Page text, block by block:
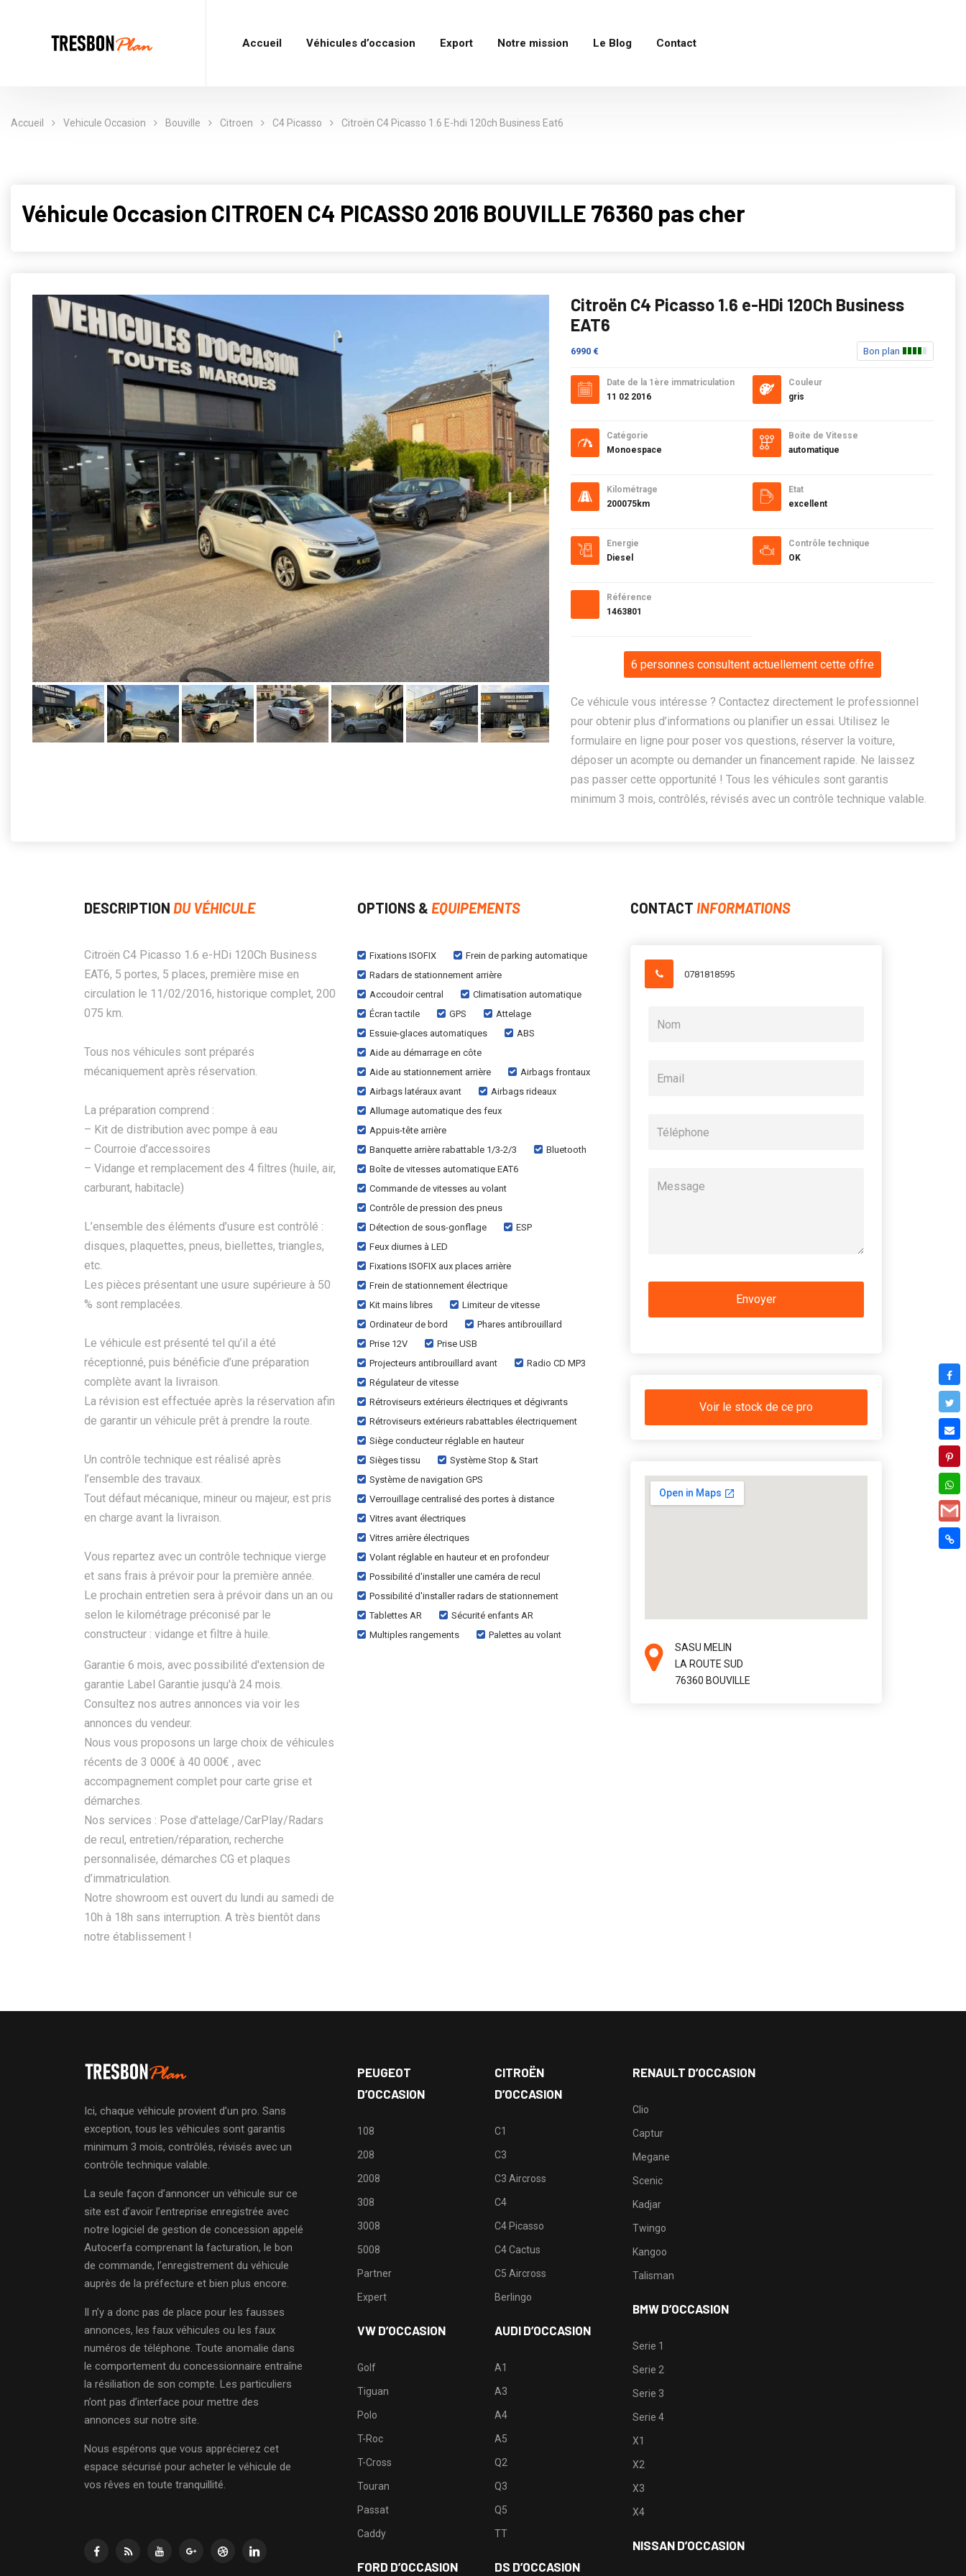
Accueil Véhicules d’occasion Export Notre mission Le Blog Contact
Accueil Vehicule Occasion Bouville Citroen C4 Picasso Citroën C4 Picasso 1.6 E-hdi 120ch Business Eat6
Véhicule Occasion CITROEN C4 PICASSO 2016 BOUVILLE 76360 pas cher
Citroën C4 Picasso 1.6 e-HDi 120Ch Business
EAT6
6990 € Bon plan
Date de la 1ère immatriculation
11 02 2016
Catégorie
Monoespace
Kilométrage
200075km
Energie
Diesel
Référence
1463801
Couleur
gris
Boite de Vitesse
automatique
Etat
excellent
Contrôle technique
OK
6 personnes consultent actuellement cette offre
Ce véhicule vous intéresse ? Contactez directement le professionnel
pour obtenir plus d’informations ou planifier un essai. Utilisez le
formulaire en ligne pour poser vos questions, réserver la voiture,
déposer un acompte ou demander un financement rapide. Ne laissez
pas passer cette opportunité ! Tous les véhicules sont garantis
minimum 3 mois, contrôlés, révisés avec un contrôle technique valable.
DESCRIPTION DU VÉHICULE
Citroën C4 Picasso 1.6 e-HDi 120Ch Business
EAT6, 5 portes, 5 places, première mise en
circulation le 11/02/2016, historique complet, 200
075 km.
Tous nos véhicules sont préparés
mécaniquement après réservation.
La préparation comprend :
– Kit de distribution avec pompe à eau
– Courroie d’accessoires
– Vidange et remplacement des 4 filtres (huile, air,
carburant, habitacle)
L’ensemble des éléments d’usure est contrôlé :
disques, plaquettes, pneus, biellettes, triangles,
etc.
Les pièces présentant une usure supérieure à 50
% sont remplacées.
Le véhicule est présenté tel qu’il a été
réceptionné, puis bénéficie d’une préparation
complète avant la livraison.
La révision est effectuée après la réservation afin
de garantir un véhicule prêt à prendre la route.
Un contrôle technique est réalisé après
l’ensemble des travaux.
Tout défaut mécanique, mineur ou majeur, est pris
en charge avant la livraison.
Vous repartez avec un contrôle technique vierge
et sans frais à prévoir pour la première année.
Le prochain entretien sera à prévoir dans un an ou
selon le kilométrage préconisé par le
constructeur : vidange et filtre à huile.
Garantie 6 mois, avec possibilité d'extension de
garantie Label Garantie jusqu'à 24 mois.
Consultez nos autres annonces via voir les
annonces du vendeur.
Nous vous proposons un large choix de véhicules
récents de 3 000€ à 40 000€ , avec
accompagnement complet pour carte grise et
démarches.
Nos services : Pose d’attelage/CarPlay/Radars
de recul, entretien/réparation, recherche
personnalisée, démarches CG et plaques
d’immatriculation.
Notre showroom est ouvert du lundi au samedi de
10h à 18h sans interruption. A très bientôt dans
notre établissement !
OPTIONS & EQUIPEMENTS
Fixations ISOFIX
Frein de parking automatique
Radars de stationnement arrière
Accoudoir central
Climatisation automatique
Écran tactile
GPS
Attelage
Essuie-glaces automatiques
ABS
Aide au démarrage en côte
Aide au stationnement arrière
Airbags frontaux
Airbags latéraux avant
Airbags rideaux
Allumage automatique des feux
Appuis-tête arrière
Banquette arrière rabattable 1/3-2/3
Bluetooth
Boîte de vitesses automatique EAT6
Commande de vitesses au volant
Contrôle de pression des pneus
Détection de sous-gonflage
ESP
Feux diurnes à LED
Fixations ISOFIX aux places arrière
Frein de stationnement électrique
Kit mains libres
Limiteur de vitesse
Ordinateur de bord
Phares antibrouillard
Prise 12V
Prise USB
Projecteurs antibrouillard avant
Radio CD MP3
Régulateur de vitesse
Rétroviseurs extérieurs électriques et dégivrants
Rétroviseurs extérieurs rabattables électriquement
Siège conducteur réglable en hauteur
Sièges tissu
Système Stop & Start
Système de navigation GPS
Verrouillage centralisé des portes à distance
Vitres avant électriques
Vitres arrière électriques
Volant réglable en hauteur et en profondeur
Possibilité d'installer une caméra de recul
Possibilité d'installer radars de stationnement
Tablettes AR
Sécurité enfants AR
Multiples rangements
Palettes au volant
CONTACT INFORMATIONS
0781818595
Voir le stock de ce pro
SASU MELIN
LA ROUTE SUD
76360 BOUVILLE
Ici, chaque véhicule provient d’un pro. Sans
exception, tous les véhicules sont garantis
minimum 3 mois, contrôlés, révisés avec un
contrôle technique valable.
La seule façon d’annoncer un véhicule sur ce
site est d’avoir l’entreprise enregistrée avec
notre logiciel de gestion de concession appelé
Autocerfa comprenant la facturation, le bon
de commande, l’enregistrement du véhicule
auprès de la préfecture et bien plus encore.
Il n’y a donc pas de place pour les fausses
annonces, les faux véhicules ou les faux
numéros de téléphone. Toute anomalie dans
le comportement du concessionnaire entraîne
la résiliation de son compte. Les particuliers
n’ont pas d’interface pour mettre des
annonces sur notre site.
Nous espérons que vous apprécierez cet
espace sécurisé pour acheter le véhicule de
vos rêves en toute tranquillité.
PEUGEOT
D’OCCASION
108
208
2008
308
3008
5008
Partner
Expert
VW D’OCCASION
Golf
Tiguan
Polo
T-Roc
T-Cross
Touran
Passat
Caddy
FORD D’OCCASION
CITROËN
D’OCCASION
C1
C3
C3 Aircross
C4
C4 Picasso
C4 Cactus
C5 Aircross
Berlingo
AUDI D’OCCASION
A1
A3
A4
A5
Q2
Q3
Q5
TT
DS D’OCCASION
RENAULT D’OCCASION
Clio
Captur
Megane
Scenic
Kadjar
Twingo
Kangoo
Talisman
BMW D’OCCASION
Serie 1
Serie 2
Serie 3
Serie 4
X1
X2
X3
X4
NISSAN D’OCCASION